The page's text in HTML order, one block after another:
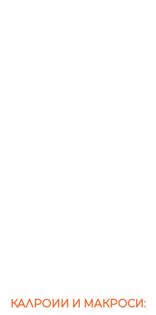
КАЛРОИИ И МАКРОСИ: